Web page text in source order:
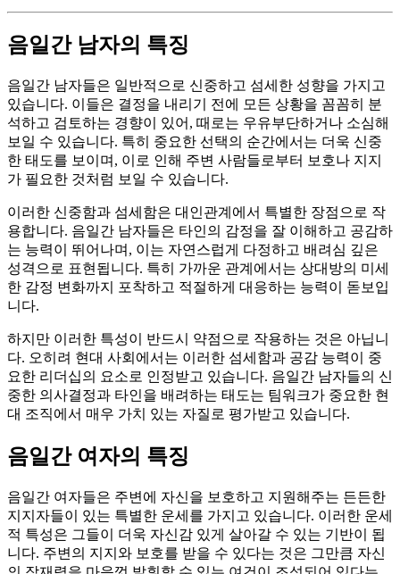
음일간 남자의 특징
음일간 남자들은 일반적으로 신중하고 섬세한 성향을 가지고
있습니다. 이들은 결정을 내리기 전에 모든 상황을 꼼꼼히 분
석하고 검토하는 경향이 있어, 때로는 우유부단하거나 소심해
보일 수 있습니다. 특히 중요한 선택의 순간에서는 더욱 신중
한 태도를 보이며, 이로 인해 주변 사람들로부터 보호나 지지
가 필요한 것처럼 보일 수 있습니다.
이러한 신중함과 섬세함은 대인관계에서 특별한 장점으로 작
용합니다. 음일간 남자들은 타인의 감정을 잘 이해하고 공감하
는 능력이 뛰어나며, 이는 자연스럽게 다정하고 배려심 깊은
성격으로 표현됩니다. 특히 가까운 관계에서는 상대방의 미세
한 감정 변화까지 포착하고 적절하게 대응하는 능력이 돋보입
니다.
하지만 이러한 특성이 반드시 약점으로 작용하는 것은 아닙니
다. 오히려 현대 사회에서는 이러한 섬세함과 공감 능력이 중
요한 리더십의 요소로 인정받고 있습니다. 음일간 남자들의 신
중한 의사결정과 타인을 배려하는 태도는 팀워크가 중요한 현
대 조직에서 매우 가치 있는 자질로 평가받고 있습니다.
음일간 여자의 특징
음일간 여자들은 주변에 자신을 보호하고 지원해주는 든든한
지지자들이 있는 특별한 운세를 가지고 있습니다. 이러한 운세
적 특성은 그들이 더욱 자신감 있게 살아갈 수 있는 기반이 됩
니다. 주변의 지지와 보호를 받을 수 있다는 것은 그만큼 자신